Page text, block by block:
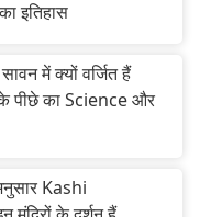
इतिहास
में क्यों वर्जित हैं
पीछे का Science और
Kashi